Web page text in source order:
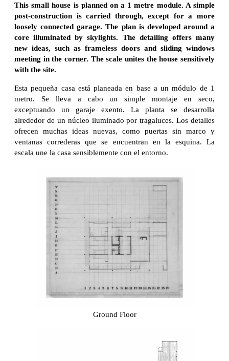
This small house is planned on a 1 metre module. A simple
post-construction is carried through, except for a more
loosely connected garage. The plan is developed around a
core illuminated by skylights. The detailing offers many
new ideas, such as frameless doors and sliding windows
meeting in the corner. The scale unites the house sensitively
with the site.
Esta pequeña casa está planeada en base a un módulo de 1
metro. Se lleva a cabo un simple montaje en seco,
exceptuando un garaje exento. La planta se desarrolla
alrededor de un núcleo iluminado por tragaluces. Los detalles
ofrecen muchas ideas nuevas, como puertas sin marco y
ventanas correderas que se encuentran en la esquina. La
escala une la casa sensiblemente con el entorno.
Ground Floor